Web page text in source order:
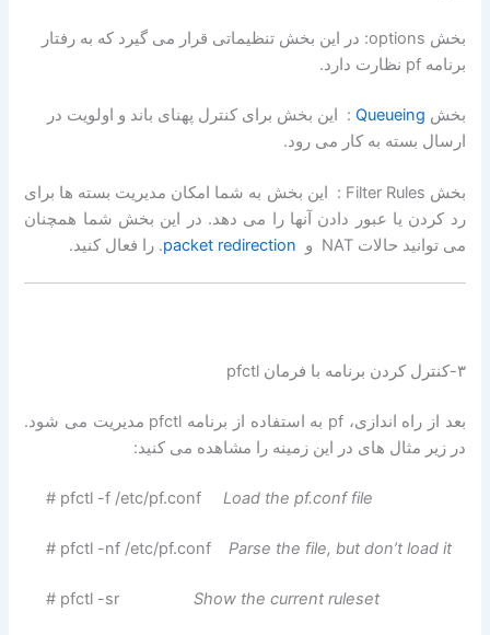
بخش options: در این بخش تنظیماتی قرار می گیرد که به رفتار
برنامه pf نظارت دارد.
بخش Queueing : این بخش برای کنترل پهنای باند و اولویت در
ارسال بسته به کار می رود.
بخش Filter Rules : این بخش به شما امکان مدیریت بسته ها برای
رد کردن یا عبور دادن آنها را می دهد. در این بخش شما همچنان
می توانید حالات NAT و
packet redirection. را فعال کنید.
۳-کنترل کردن برنامه با فرمان pfctl
بعد از راه اندازی، pf به استفاده از برنامه pfctl مدیریت می شود.
در زیر مثال های در این زمینه را مشاهده می کنید:
# pfctl -f /etc/pf.confLoad the pf.conf file
# pfctl -nf /etc/pf.confParse the file, but don’t load it
# pfctl -srShow the current ruleset